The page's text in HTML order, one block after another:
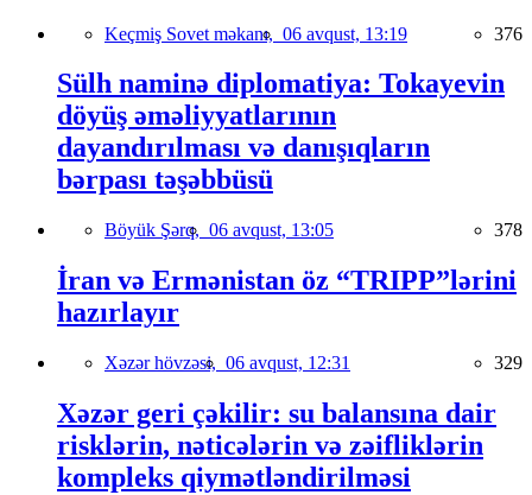
Keçmiş Sovet məkanı, 06 avqust, 13:19 376
Sülh naminə diplomatiya: Tokayevin
döyüş əməliyyatlarının
dayandırılması və danışıqların
bərpası təşəbbüsü
Böyük Şərq, 06 avqust, 13:05 378
İran və Ermənistan öz “TRIPP”lərini
hazırlayır
Xəzər hövzəsi, 06 avqust, 12:31 329
Xəzər geri çəkilir: su balansına dair
risklərin, nəticələrin və zəifliklərin
kompleks qiymətləndirilməsi